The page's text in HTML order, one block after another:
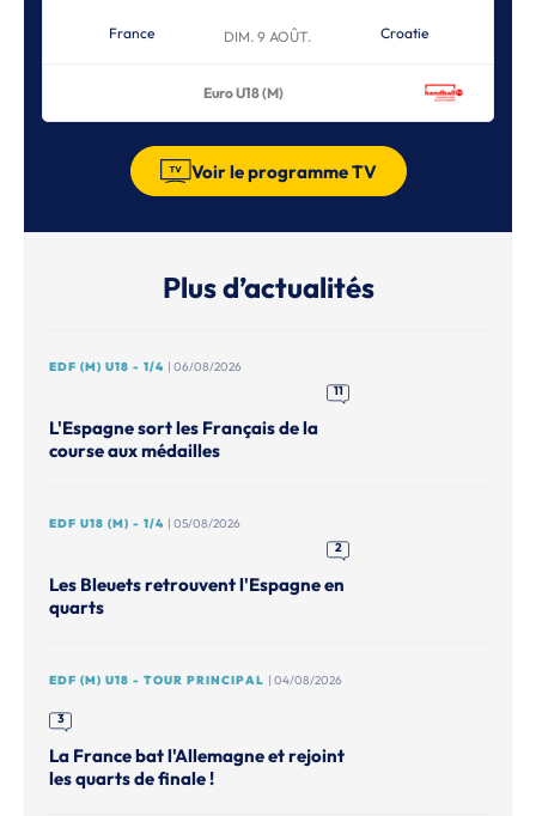
France DIM. 9 AOÛT. Croatie
Euro U18 (M)
Voir le programme TV
Plus d’actualités
EDF (M) U18 - 1/4 | 06/08/2026
11
L'Espagne sort les Français de la
course aux médailles
EDF U18 (M) - 1/4 | 05/08/2026
2
Les Bleuets retrouvent l'Espagne en
quarts
EDF (M) U18 - TOUR PRINCIPAL | 04/08/2026
3
La France bat l'Allemagne et rejoint
les quarts de finale !